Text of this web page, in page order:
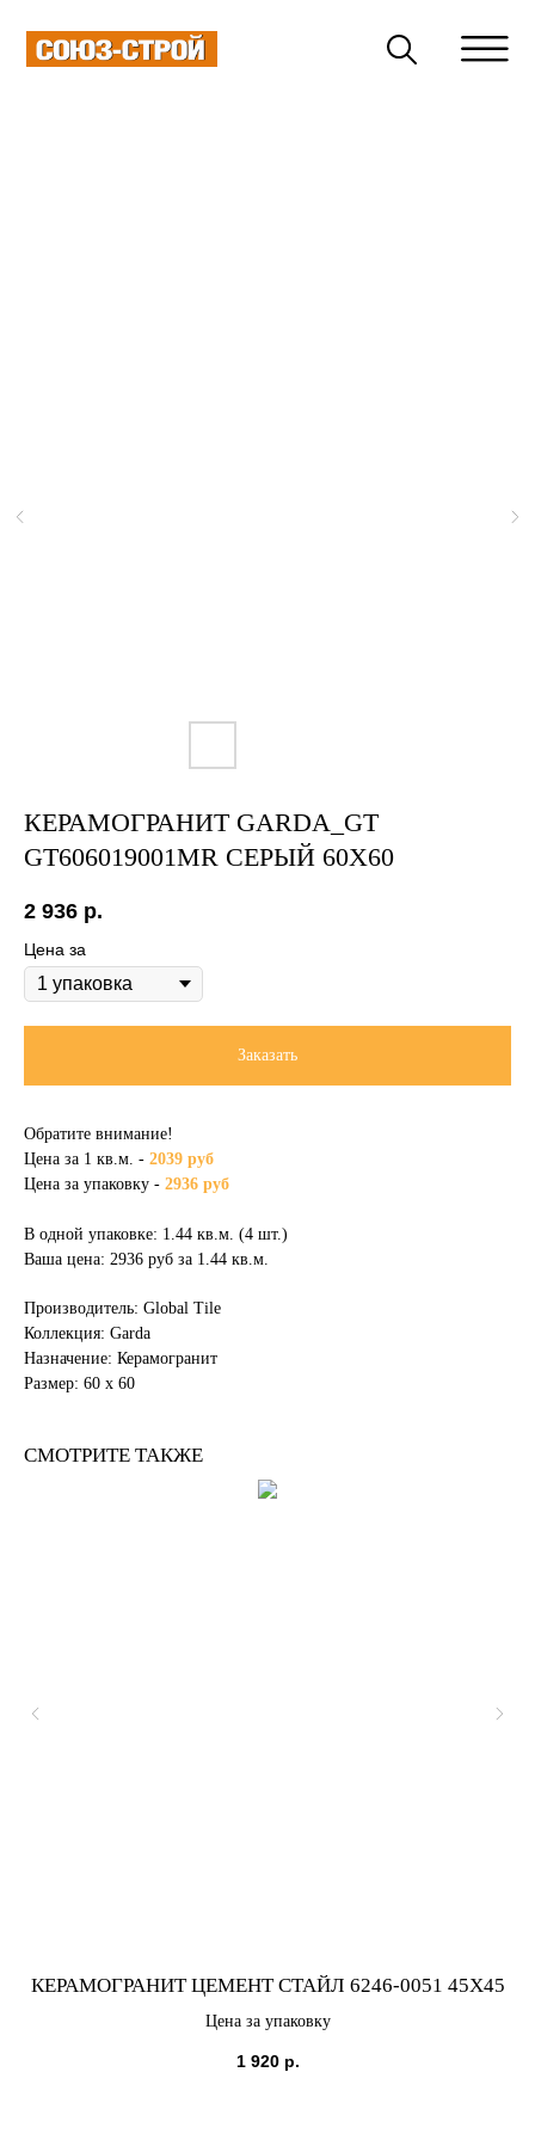
КЕРАМОГРАНИТ GARDA_GT
GT606019001MR СЕРЫЙ 60X60
2 936 р.
Цена за
Заказать
Обратите внимание!
Цена за 1 кв.м. - 2039 руб
Цена за упаковку - 2936 руб
В одной упаковке: 1.44 кв.м. (4 шт.)
Ваша цена: 2936 руб за 1.44 кв.м.
Производитель: Global Tile
Коллекция: Garda
Назначение: Керамогранит
Размер: 60 х 60
СМОТРИТЕ ТАКЖЕ
КЕРАМОГРАНИТ ЦЕМЕНТ СТАЙЛ 6246-0051 45X45
Цена за упаковку
1 920 р.